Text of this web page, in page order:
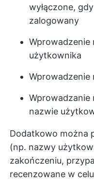
wyłączone,
zalogowany
Wprowadzenie
użytkownika
Wprowadzenie
nazwie
Dodatkowo można
(np. nazwy
zakończeniu,
recenzowane w